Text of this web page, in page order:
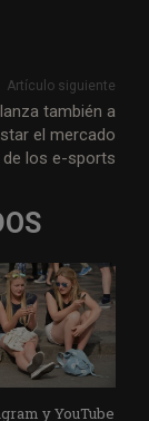
Artículo siguiente
también a
el mercado
los e-sports
y YouTube